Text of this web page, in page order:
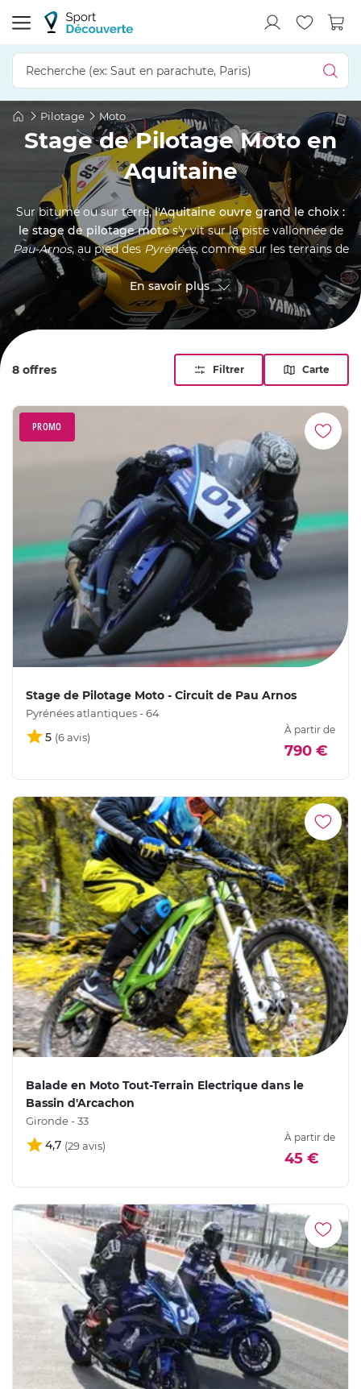
Pilotage Moto
Stage de Pilotage Moto en
Aquitaine
Sur bitume ou sur terre,l'Aquitaine ouvre grand le choix :
le stage de pilotage motos'y vit sur la piste vallonnée de
Pau-Arnos, au pied des Pyrénées, comme sur les terrains de
cross et de trail deGironde
. Sur une moto fournie ou la
vôtre, en initiation comme en perfectionnement, un
moniteur vous accompagne série après série pour affûter
vos trajectoires. Une expérience de pilote grandeur nature,
deux-roues.
En savoir plus
8 offres Filtrer Carte
PROMO
Stage de Pilotage Moto - Circuit de Pau Arnos
Pyrénées atlantiques - 64
5
À partir de
790 €
Balade en Moto Tout-Terrain Electrique dans le
Bassin d'Arcachon
Gironde - 33
4,7
À partir de
45 €